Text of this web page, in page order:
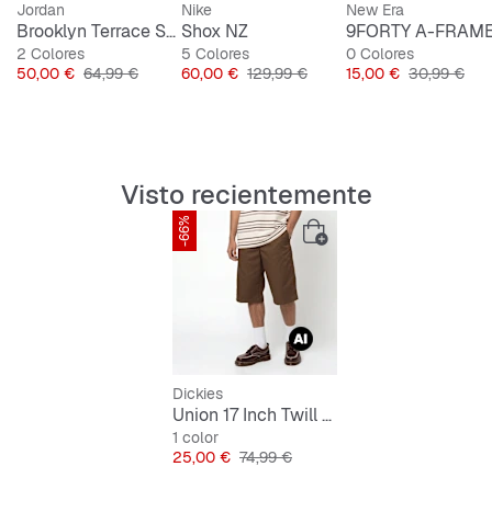
Jordan
Brooklyn Terrace Shortsleeve
2 Colores
Precio
50,00 € Precio original
64,99 €
Nike
Shox NZ
5 Colores
Precio
60,00 € Precio original
129,99 €
New Era
0 Colores
Precio
15,00 € Precio
30,99 €
Visto recientemente
-66%
Dickies
Union 17 Inch Twill Short
1 color
Precio
25,00 € Precio original
74,99 €